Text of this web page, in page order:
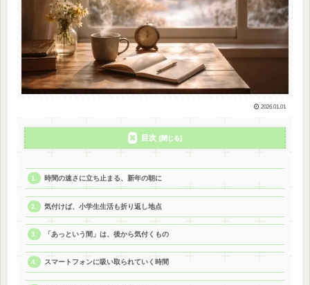
2026.01.01
目次
時間の速さに立ち止まる、新年の朝に
気付けば、小学生生活も折り返し地点
「あっという間」は、後から気付くもの
スマートフォンに吸い取られていく時間